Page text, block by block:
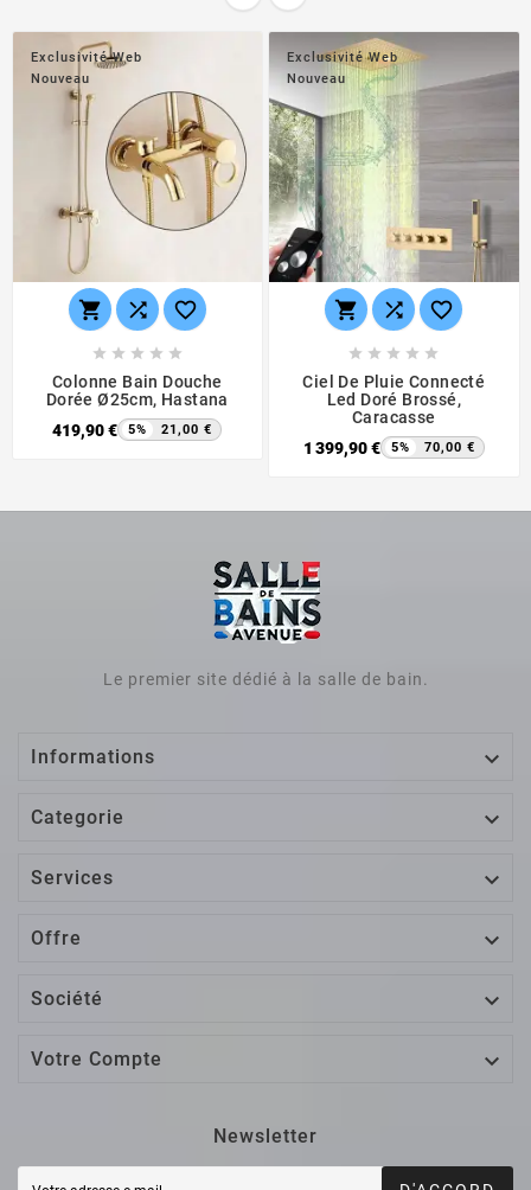
Exclusivité Web
Nouveau
  
    
Colonne Bain Douche
Dorée Ø25cm, Hastana
419,90 €
5% 21,00 €
Exclusivité Web
Nouveau
  
    
Ciel De Pluie Connecté
Led Doré Brossé,
Caracasse
1 399,90 €
5% 70,00 €
Le premier site dédié à la salle de bain.
Informations 
Categorie 
Services 
Offre 
Société 
Votre Compte 
Newsletter